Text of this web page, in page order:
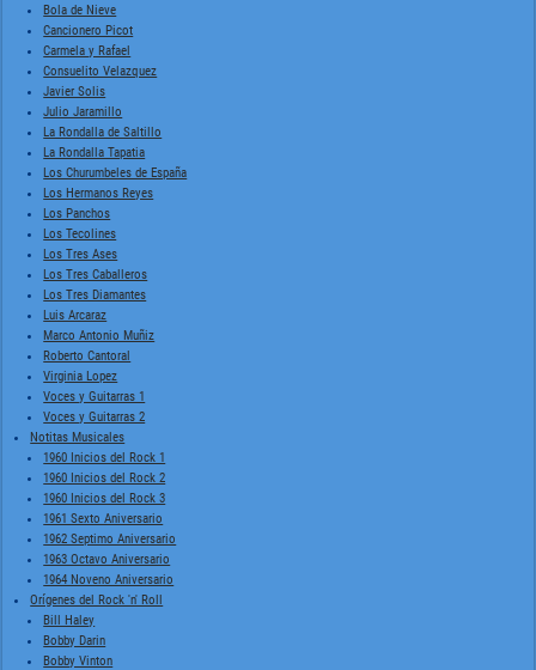
Bola de Nieve
Cancionero Picot
Carmela y Rafael
Consuelito Velazquez
Javier Solis
Julio Jaramillo
La Rondalla de Saltillo
La Rondalla Tapatia
Los Churumbeles de España
Los Hermanos Reyes
Los Panchos
Los Tecolines
Los Tres Ases
Los Tres Caballeros
Los Tres Diamantes
Luis Arcaraz
Marco Antonio Muñiz
Roberto Cantoral
Virginia Lopez
Voces y Guitarras 1
Voces y Guitarras 2
Notitas Musicales
1960 Inicios del Rock 1
1960 Inicios del Rock 2
1960 Inicios del Rock 3
1961 Sexto Aniversario
1962 Septimo Aniversario
1963 Octavo Aniversario
1964 Noveno Aniversario
Orígenes del Rock 'n' Roll
Bill Haley
Bobby Darin
Bobby Vinton